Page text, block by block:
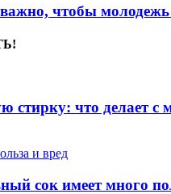
чтобы молодежь
стирку: что делает с
сок имеет много